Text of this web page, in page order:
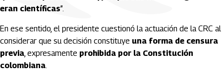
eran científicas”.
En ese sentido, el presidente cuestionó la actuación de la CRC al
considerar que su decisión constituye una forma de censura
previa, expresamente prohibida por la Constitución
colombiana.